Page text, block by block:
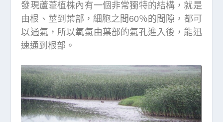
發現蘆葦植株內有一個非常獨特的結構，就是
由根、莖到葉部，細胞之間60％的間隙，都可
以通氣，所以氧氣由葉部的氣孔進入後，能迅
速通到根部。